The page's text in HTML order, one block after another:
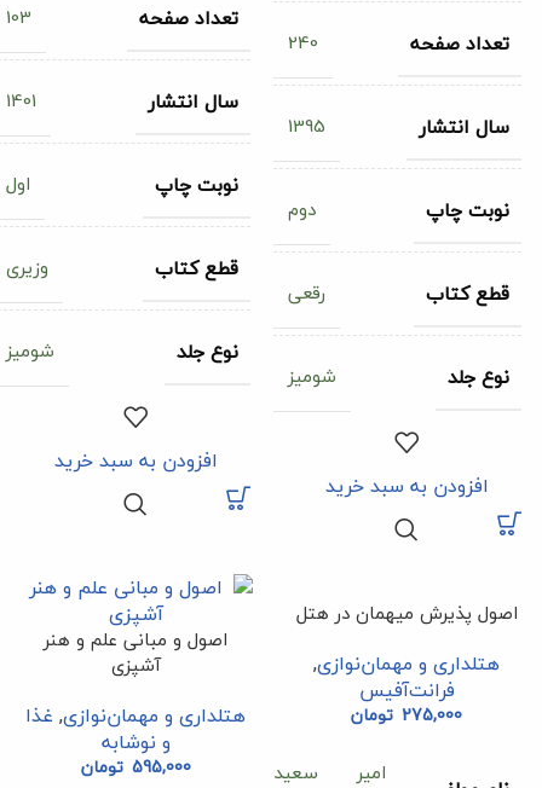
تعداد صفحه 240
سال انتشار 1395
نوبت چاپ دوم
قطع کتاب رقعی
نوع جلد شومیز
افزودن به سبد خرید
تعداد صفحه 103
سال انتشار 1401
نوبت چاپ اول
قطع کتاب وزیری
نوع جلد شومیز
افزودن به سبد خرید
اصول پذیرش میهمان در هتل
هتلداری و مهمان‌نوازی,
فرانت‌آفیس
275,000 تومان
امیر سعید
اصول و مبانی علم و هنر
آشپزی
هتلداری و مهمان‌نوازی, غذا
و نوشابه
595,000 تومان